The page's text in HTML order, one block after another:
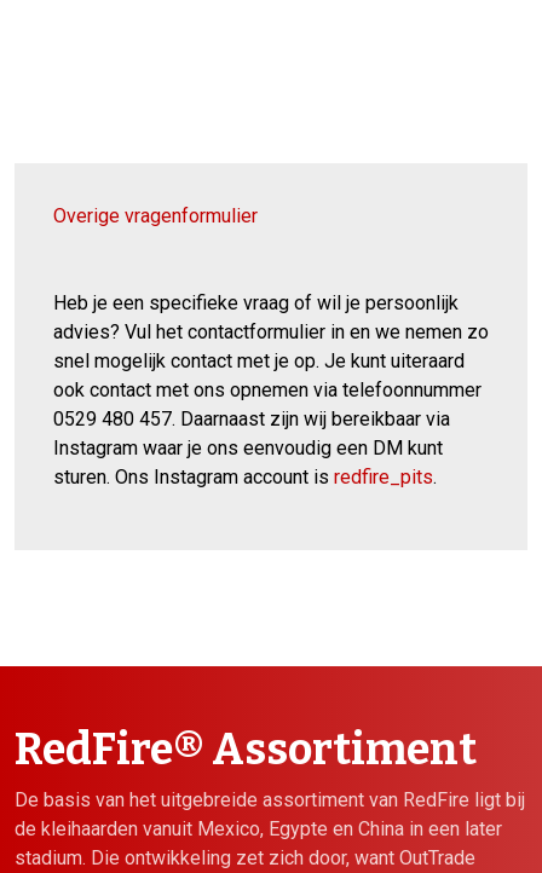
Overige vragenformulier
Heb je een specifieke vraag of wil je persoonlijk
advies? Vul het contactformulier in en we nemen zo
snel mogelijk contact met je op. Je kunt uiteraard
ook contact met ons opnemen via telefoonnummer
0529 480 457. Daarnaast zijn wij bereikbaar via
Instagram waar je ons eenvoudig een DM kunt
sturen. Ons Instagram account is redfire_pits.
RedFire® Assortiment
De basis van het uitgebreide assortiment van RedFire ligt bij
de kleihaarden vanuit Mexico, Egypte en China in een later
stadium. Die ontwikkeling zet zich door, want OutTrade